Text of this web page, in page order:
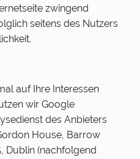
zwingend
seitens des Nutzers
auf Ihre Interessen
wir Google
des Anbieters
House, Barrow
Dublin (nachfolgend